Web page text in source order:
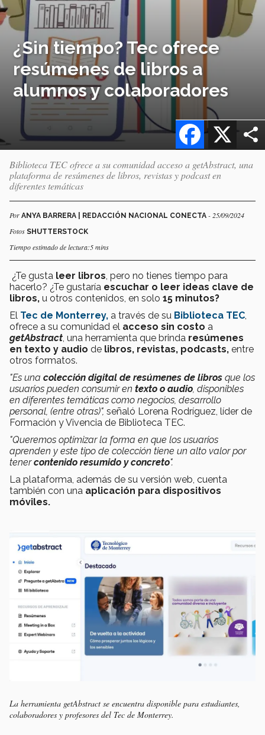
¿Sin tiempo? Tec ofrece
resúmenes de libros a
alumnos y colaboradores
X
Facebook
Biblioteca TEC ofrece a su comunidad acceso a getAbstract, una
plataforma de resúmenes de libros, revistas y podcast en
diferentes temáticas
Por ANYA BARRERA | REDACCIÓN NACIONAL CONECTA - 25/09/2024
Fotos SHUTTERSTOCK
Tiempo estimado de lectura:5 mins
¿Te gusta leer libros , pero no tienes tiempo para
hacerlo? ¿Te gustaría escuchar o leer ideas clave de
libros, u otros contenidos, en solo 15 minutos?
El Tec de Monterrey, a través de su Biblioteca TEC
ofrece a su comunidad el acceso sin costo a
getAbstract , una herramienta que brinda resúmenes
en texto y audio de libros, revistas, podcasts, entre
otros formatos.
"Es una colección digital de resúmenes de libros que los
usuarios pueden consumir en texto o audio , disponibles
en diferentes temáticas como negocios, desarrollo
personal, (entre otras)", señaló Lorena Rodríguez, líder de
Formación y Vivencia de Biblioteca TEC.
"Queremos optimizar la forma en que los usuarios
aprenden y este tipo de colección tiene un alto valor por
tenercontenido resumido y concreto".
La plataforma, además de su versión web, cuenta
también con una aplicación para dispositivos
móviles.
La herramienta getAbstract se encuentra disponible para estudiantes,
colaboradores y profesores del Tec de Monterrey.